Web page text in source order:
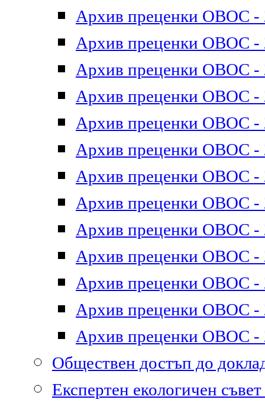
Архив преценки ОВОС -
Архив преценки ОВОС -
Архив преценки ОВОС -
Архив преценки ОВОС -
Архив преценки ОВОС -
Архив преценки ОВОС -
Архив преценки ОВОС -
Архив преценки ОВОС -
Архив преценки ОВОС -
Архив преценки ОВОС -
Архив преценки ОВОС -
Архив преценки ОВОС -
Архив преценки ОВОС -
Обществен достъп до
Експертен екологичен